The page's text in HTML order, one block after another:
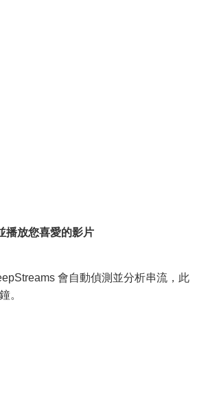
播放您喜愛的影片
會自動偵測並分析串流，此
。